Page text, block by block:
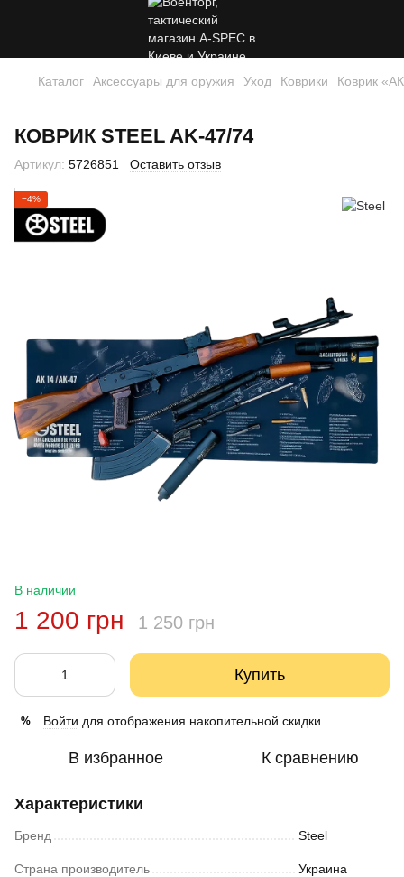
Каталог Аксессуары для оружия Уход Коврики Коврик
КОВРИК STEEL AK‑47/74
Артикул: 5726851 Оставить отзыв
−4%
В наличии
1 200 грн 1 250 грн
Купить
% Войти для отображения накопительной скидки
В избранное К сравнению
Характеристики
Бренд Steel
Страна производитель Украина